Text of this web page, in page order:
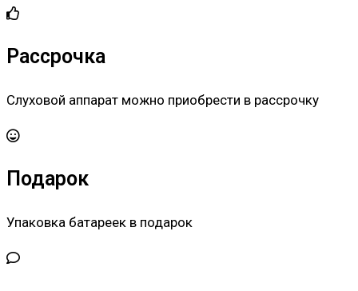
Рассрочка
Слуховой аппарат можно приобрести в рассрочку
Подарок
Упаковка батареек в подарок